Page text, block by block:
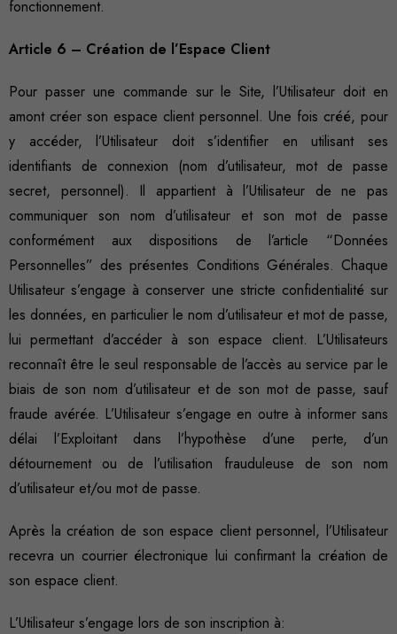
fonctionnement.
Article 6 – Création de l’Espace Client
Pour passer une commande sur le Site, l’Utilisateur doit en
amont créer son espace client personnel. Une fois créé, pour
y accéder, l’Utilisateur doit s’identifier en utilisant ses
identifiants de connexion (nom d’utilisateur, mot de passe
secret, personnel). Il appartient à l’Utilisateur de ne pas
communiquer son nom d’utilisateur et son mot de passe
conformément aux dispositions de l’article “Données
Personnelles” des présentes Conditions Générales. Chaque
Utilisateur s’engage à conserver une stricte confidentialité sur
les données, en particulier le nom d’utilisateur et mot de passe,
lui permettant d’accéder à son espace client. L’Utilisateurs
reconnaît être le seul responsable de l’accès au service par le
biais de son nom d’utilisateur et de son mot de passe, sauf
fraude avérée. L’Utilisateur s’engage en outre à informer sans
délai l’Exploitant dans l’hypothèse d’une perte, d’un
détournement ou de l’utilisation frauduleuse de son nom
d’utilisateur et/ou mot de passe.
Après la création de son espace client personnel, l’Utilisateur
recevra un courrier électronique lui confirmant la création de
son espace client.
L’Utilisateur s’engage lors de son inscription à: